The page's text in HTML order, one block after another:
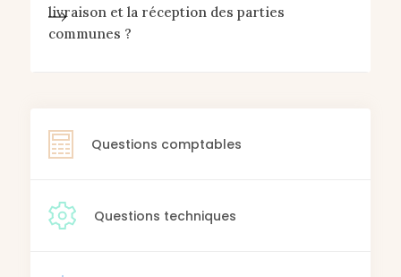
livraison et la réception des parties
communes ?
Questions comptables
Questions techniques